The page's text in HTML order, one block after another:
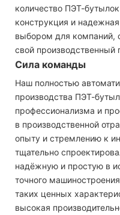
количество ПЭТ-
конструкция и
выбором для компаний,
свой производственный
Сила команды
Наш полностью
производства ПЭТ-
профессионализма и
в производственной
опыту и стремлению к
тщательно
надёжную и простую в
точного
таких ценных
высокая